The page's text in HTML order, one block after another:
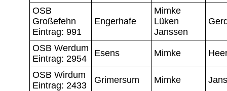
OSB
Großefehn
Eintrag: 991
Engerhafe
Mimke
Lüken
Janssen
OSB Werdum
Eintrag: 2954
Esens Mimke
OSB Wirdum
Eintrag: 2433
Grimersum Mimke